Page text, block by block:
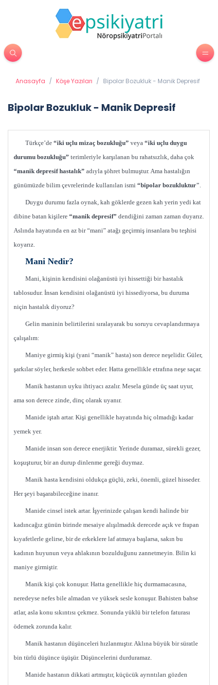
Anasayfa / Köşe Yazıları / Bipolar Bozukluk - Manik Depresif
Bipolar Bozukluk - Manik Depresif
Türkçe’de “iki uçlu mizaç bozukluğu” veya “iki uçlu duygu
durumu bozukluğu” terimleriyle karşılanan bu rahatsızlık, daha çok
“manik depresif hastalık” adıyla şöhret bulmuştur. Ama hastalığın
günümüzde bilim çevrelerinde kullanılan ismi “bipolar bozukluktur".
Duygu durumu fazla oynak, kah göklerde gezen kah yerin yedi kat
dibine batan kişilere “manik depresif” dendiğini zaman zaman duyarız.
Aslında hayatında en az bir “mani” atağı geçirmiş insanlara bu teşhisi
koyarız.
Mani Nedir?
Mani, kişinin kendisini olağanüstü iyi hissettiği bir hastalık
tablosudur. İnsan kendisini olağanüstü iyi hissediyorsa, bu duruma
niçin hastalık diyoruz?
Gelin maninin belirtilerini sıralayarak bu soruyu cevaplandırmaya
çalışalım:
Maniye girmiş kişi (yani “manik” hasta) son derece neşelidir. Güler,
şarkılar söyler, herkesle sohbet eder. Hatta genellikle etrafına neşe saçar.
Manik hastanın uyku ihtiyacı azalır. Mesela günde üç saat uyur,
ama son derece zinde, dinç olarak uyanır.
Manide iştah artar. Kişi genellikle hayatında hiç olmadığı kadar
yemek yer.
Manide insan son derece enerjiktir. Yerinde duramaz, sürekli gezer,
koşuşturur, bir an durup dinlenme gereği duymaz.
Manik hasta kendisini oldukça güçlü, zeki, önemli, güzel hisseder.
Her şeyi başarabileceğine inanır.
Manide cinsel istek artar. İşyerinizde çalışan kendi halinde bir
kadıncağız günün birinde mesaiye alışılmadık derecede açık ve frapan
kıyafetlerle gelirse, bir de erkeklere laf atmaya başlarsa, sakın bu
kadının huyunun veya ahlakının bozulduğunu zannetmeyin. Bilin ki
maniye girmiştir.
Manik kişi çok konuşur. Hatta genellikle hiç durmamacasına,
neredeyse nefes bile almadan ve yüksek sesle konuşur. Bahisten bahse
atlar, asla konu sıkıntısı çekmez. Sonunda yüklü bir telefon faturası
ödemek zorunda kalır.
Manik hastanın düşünceleri hızlanmıştır. Aklına büyük bir süratle
bin türlü düşünce üşüşür. Düşüncelerini durduramaz.
Manide hastanın dikkati artmıştır, küçücük ayrıntıları gözden